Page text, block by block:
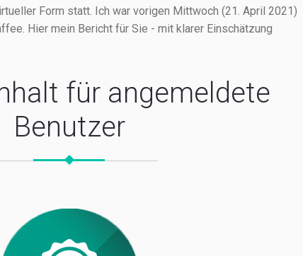
Form statt. Ich war vorigen Mittwoch (21. April 2021)
Hier mein Bericht für Sie - mit klarer Einschätzung
für angemeldete
Benutzer